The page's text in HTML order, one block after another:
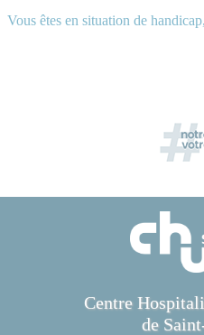
Vous êtes en situation de
Centre
de